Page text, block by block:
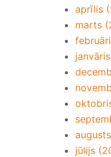
aprīlis
marts
jūlijs